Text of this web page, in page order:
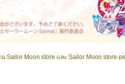
Sailor Moon store และ Sailor Moon store-